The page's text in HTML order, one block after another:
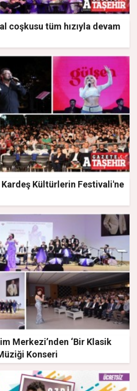
coşkusu tüm hızıyla devam
Kültürlerin Festivali'ne
Merkezi’nden ‘Bir Klasik
Konseri